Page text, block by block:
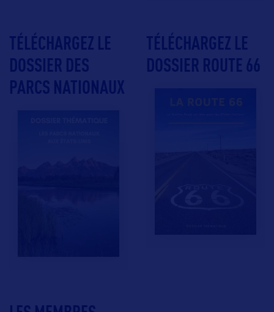
TÉLÉCHARGEZ LE
DOSSIER DES
PARCS NATIONAUX
TÉLÉCHARGEZ LE
DOSSIER ROUTE 66